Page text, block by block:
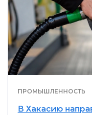
ПРОМЫШЛЕННОСТЬ
В Хакасию